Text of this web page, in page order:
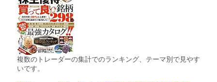
複数のトレーダーの集計でのランキング、テーマ別で見やす
いです。